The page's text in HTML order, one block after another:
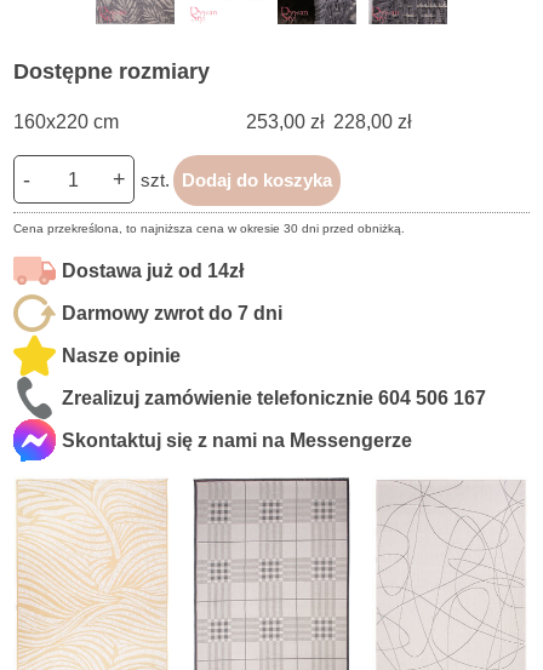
Dostępne rozmiary
160x220 cm 253,00 zł 228,00 zł
- + szt. Dodaj do koszyka
Cena przekreślona, to najniższa cena w okresie 30 dni przed obniżką.
Dostawa już od 14zł
Darmowy zwrot do 7 dni
Nasze opinie
Zrealizuj zamówienie telefonicznie604 506 167
Skontaktuj się z nami na Messengerze